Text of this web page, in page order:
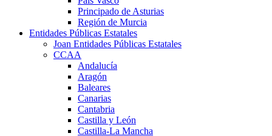
Principado de Asturias
Región de Murcia
Entidades Públicas Estatales
Joan Entidades Públicas Estatales
CCAA
Andalucía
Aragón
Baleares
Canarias
Cantabria
Castilla y León
Castilla-La Mancha